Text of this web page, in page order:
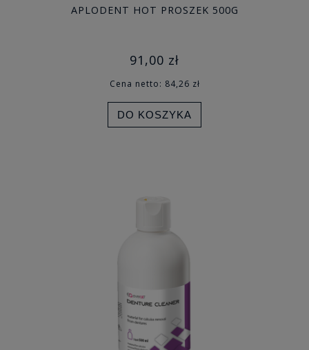
APLODENT HOT PROSZEK 500G
91,00 zł
Cena netto: 84,26 zł
DO KOSZYKA